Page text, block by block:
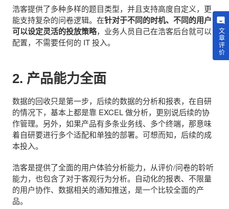
浩客提供了多种多样的题目类型，并且支持高度自定义，更
能支持复杂的问卷逻辑。在针对于不同的时机、不同的用户
可以设定灵活的投放策略，业务人员自己在浩客后台就可以
配置，不需要任何的 IT 投入。
2. 产品能力全面
数据的回收只是第一步，后续的数据的分析和报表，在自研
的情况下，基本上都是靠 EXCEL 做分析，更别说后续的协
作管理。另外，如果产品有多条业务线、多个终端，那意味
着自研要进行多个适配和单独的部署。可想而知，后续的成
本投入。
浩客是提供了全面的用户体验分析能力，从评价/问卷的聆听
能力，也包含了对于客观行为分析。自动化的报表、不限量
的用户协作、数据相关的通知推送，是一个比较全面的产
品。
文章评价